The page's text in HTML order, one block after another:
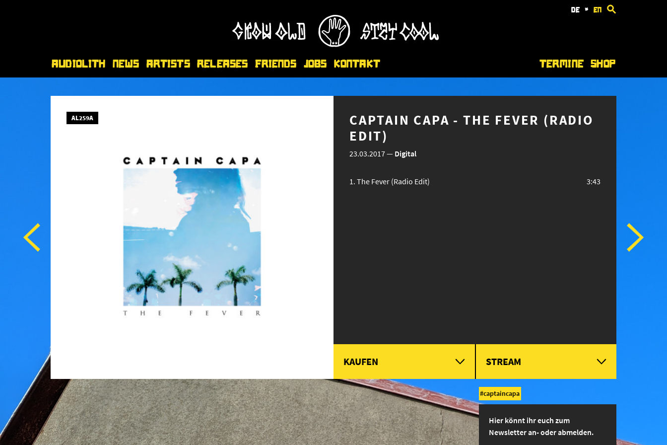
de * en
Audiolith News Artists Releases Friends Jobs Kontakt Termine Shop
AL259A
CAPTAIN CAPA - THE FEVER (RADIO
EDIT)
23.03.2017— Digital
The Fever (Radio Edit) 3:43
KAUFEN STREAM
captaincapa
Hier könnt ihr euch zum
Newsletter an- oder abmelden.